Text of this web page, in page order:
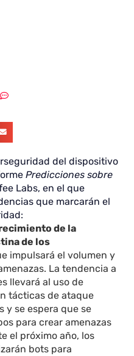
del dispositivo
Predicciones sobre
Labs, en el que
que marcarán el
de la
de los
impulsará el volumen y
La tendencia a
llevará al uso de
tácticas de ataque
y se espera que se
para crear amenazas
el próximo año, los
bots para